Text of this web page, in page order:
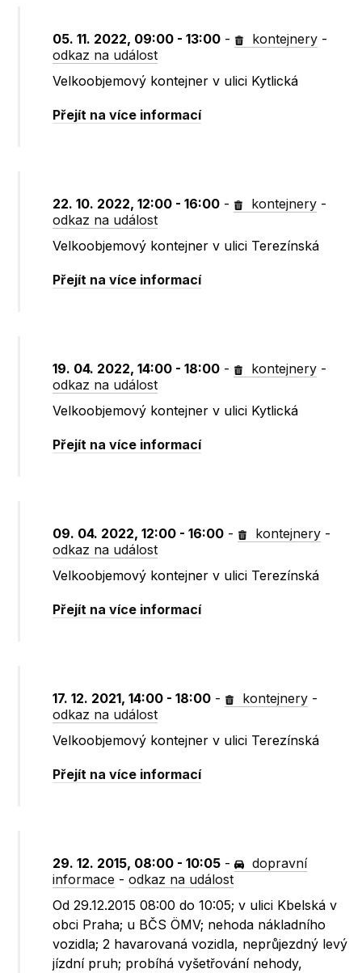
05. 11. 2022, 09:00 - 13:00 - kontejnery -
odkaz na událost
Velkoobjemový kontejner v ulici Kytlická
Přejít na více informací
22. 10. 2022, 12:00 - 16:00 - kontejnery -
odkaz na událost
Velkoobjemový kontejner v ulici Terezínská
Přejít na více informací
19. 04. 2022, 14:00 - 18:00 - kontejnery -
odkaz na událost
Velkoobjemový kontejner v ulici Kytlická
Přejít na více informací
09. 04. 2022, 12:00 - 16:00 - kontejnery -
odkaz na událost
Velkoobjemový kontejner v ulici Terezínská
Přejít na více informací
17. 12. 2021, 14:00 - 18:00 - kontejnery -
odkaz na událost
Velkoobjemový kontejner v ulici Terezínská
Přejít na více informací
29. 12. 2015, 08:00 - 10:05 -
dopravní
informace -odkaz na událost
Od 29.12.2015 08:00 do 10:05; v ulici Kbelská v
obci Praha; u BČS ÖMV; nehoda nákladního
vozidla; 2 havarovaná vozidla, neprůjezdný levý
jízdní pruh; probíhá vyšetřování nehody,